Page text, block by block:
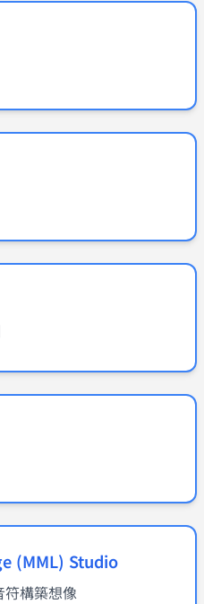
(MML) Studio
符構築想像